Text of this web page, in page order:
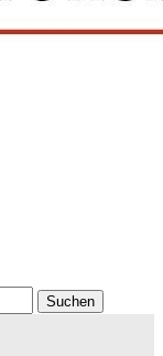
Suchen